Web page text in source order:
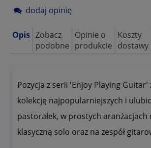
dodaj opinię
Opis Zobacz
podobne
Opinie o
produkcie
Koszty
dostawy
Pozycja z serii 'Enjoy Playing Guitar'
kolekcję najpopularniejszych i
pastorałek, w prostych aranżacjach
klasyczną solo oraz na zespół